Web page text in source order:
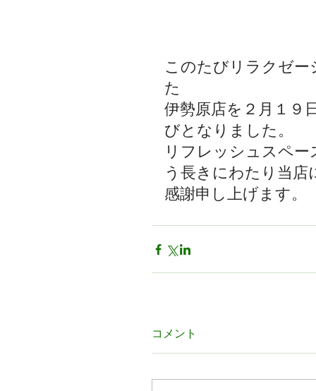
このたびリラクゼ
た
伊勢原店を２月１９
びとなりました。
リフレッシュスペ
う長きにわたり当
感謝申し上げます。
コメント